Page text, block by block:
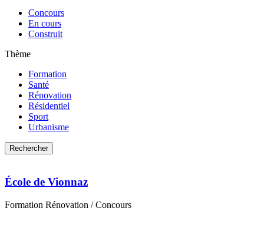
Concours
En cours
Construit
Thème
Formation
Santé
Rénovation
Résidentiel
Sport
Urbanisme
École de Vionnaz
Formation Rénovation / Concours